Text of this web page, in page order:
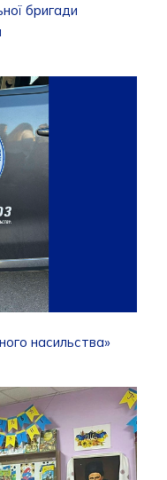
бригади
насильства»